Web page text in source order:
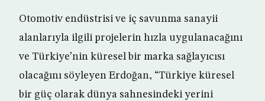
Otomotiv endüstrisi ve iç savunma sanayii
alanlarıyla ilgili projelerin hızla uygulanacağını
ve Türkiye’nin küresel bir marka sağlayıcısı
olacağını söyleyen Erdoğan, “Türkiye küresel
bir güç olarak dünya sahnesindeki yerini